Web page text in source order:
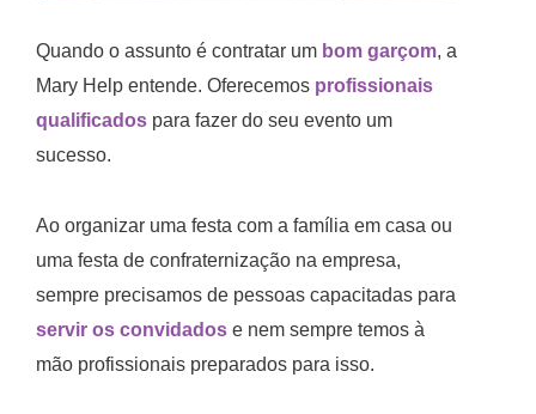
Quando o assunto é contratar um bom garçom, a
Mary Help entende. Oferecemos profissionais
qualificados para fazer do seu evento um
sucesso.
Ao organizar uma festa com a família em casa ou
uma festa de confraternização na empresa,
sempre precisamos de pessoas capacitadas para
servir os convidados e nem sempre temos à
mão profissionais preparados para isso.